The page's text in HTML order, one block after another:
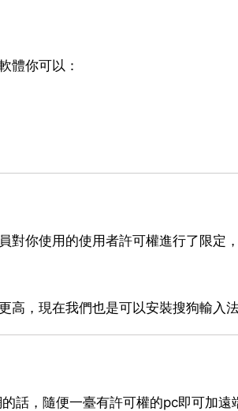
體你可以：
對你使用的使用者許可權進行了限定
高，現在我們也是可以安裝搜狗輸入
話，隨便一臺有許可權的pc即可加遠